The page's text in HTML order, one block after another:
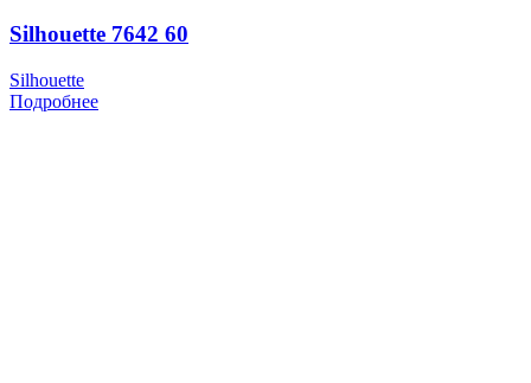
Silhouette 7642 60
Silhouette
Подробнее